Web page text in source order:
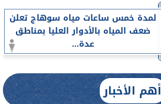
لمدة خمس ساعات مياه سوهاج تعلن
ضعف المياه بالأدوار العليا بمناطق
عدة...
أهم الأخبار